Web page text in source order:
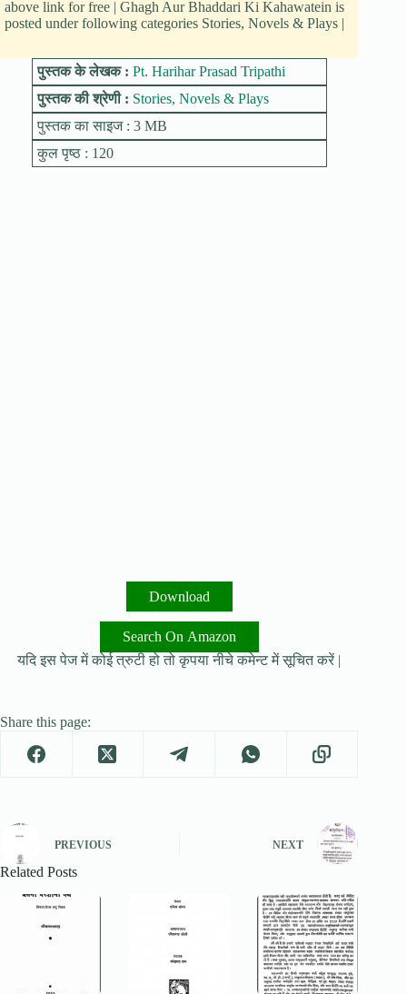
above link for free | Ghagh Aur Bhaddari Ki Kahawatein is
posted under following categories Stories, Novels & Plays |
पुस्तक के लेखक : Pt. Harihar Prasad Tripathi
पुस्तक की श्रेणी : Stories, Novels & Plays
पुस्तक का साइज : 3 MB
कुल पृष्ठ : 120
Download
Search On Amazon
यदि इस पेज में कोई त्रुटी हो तो कृपया नीचे कमेन्ट में सूचित करें |
Share this page:
PREVIOUS NEXT
Related Posts